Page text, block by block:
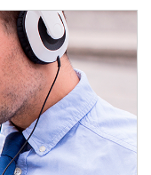
tras los
revisa la postura
nuevas tarifas
de tipos elevados,
bastan las
inversión y